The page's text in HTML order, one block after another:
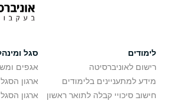
לימודים
רישום לאוניברסיטה
מידע למתעניינים בלימודים
חישוב סיכויי קבלה לתואר ראשון
סגל
אגפים
ארגון
ארגון